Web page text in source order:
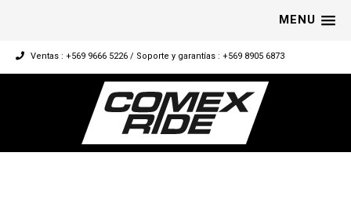
MENU
Ventas : +569 9666 5226 / Soporte y garantías : +569 8905 6873